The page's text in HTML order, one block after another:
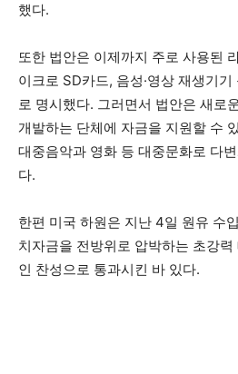
했다.
또한 법안은 이제까지 주로 사용된
이크로 SD카드, 음성·영상 재생기
로 명시했다. 그러면서 법안은 새로
개발하는 단체에 자금을 지원할 수
대중음악과 영화 등 대중문화로 다
다.
한편 미국 하원은 지난 4일 원유 수
치자금을 전방위로 압박하는 초강
인 찬성으로 통과시킨 바 있다.